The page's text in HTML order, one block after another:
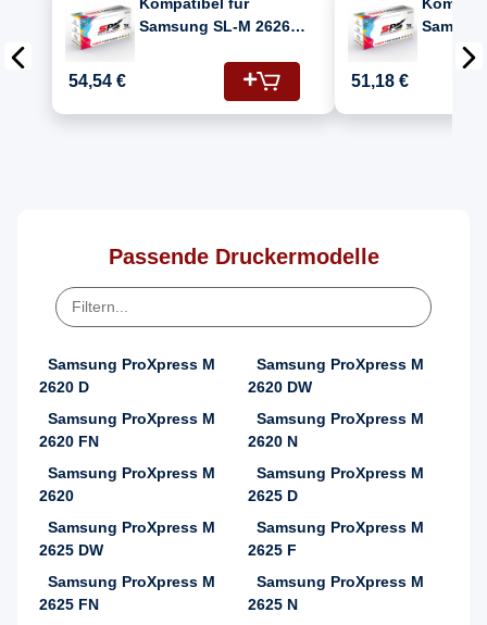
Samsung SL-M 2626
Toner-Kit Schwarz
54,54 €
DW
Toner-
51,18 €
Passende Druckermodelle
Samsung ProXpress M
2620 D
Samsung ProXpress M
2620 DW
Samsung ProXpress M
2620 FN
Samsung ProXpress M
2620 N
Samsung ProXpress M
2620
Samsung ProXpress M
2625 D
Samsung ProXpress M
2625 DW
Samsung ProXpress M
2625 F
Samsung ProXpress M
2625 FN
Samsung ProXpress M
2625 N